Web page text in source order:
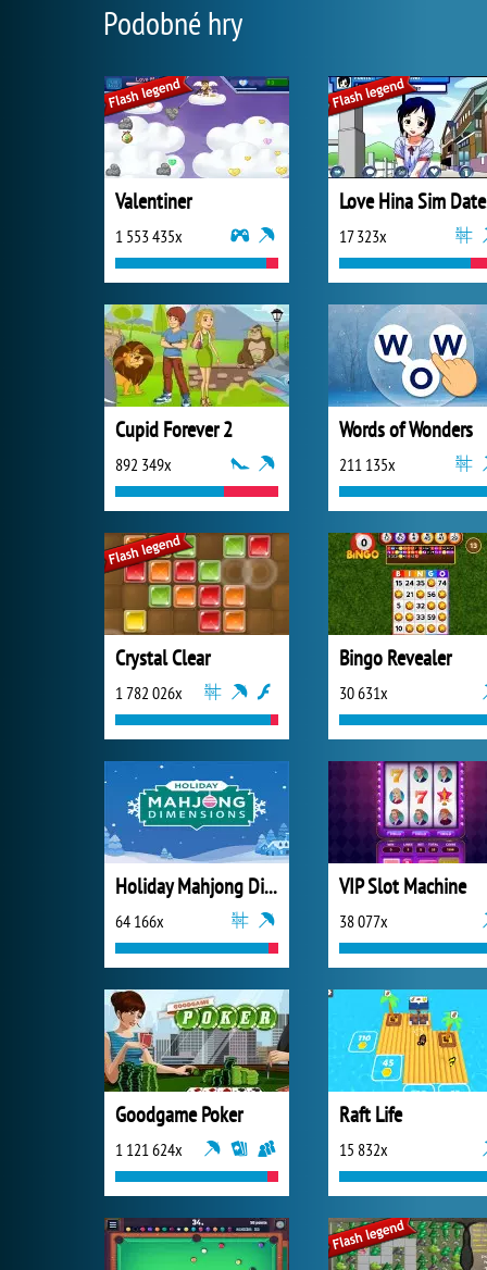
Podobné hry
Valentiner
1 553 435x 17 323x
Cupid Forever 2
892 349x
Words of Wonders
211 135x
Crystal Clear
1 782 026x
Bingo Revealer
30 631x
Holiday Mahjong Dimensions
64 166x
VIP Slot Machine
38 077x
Goodgame Poker
1 121 624x
Raft Life
15 832x